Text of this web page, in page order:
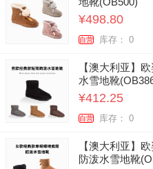
¥498.80
自营 库存： 0
【澳大利亚】
水雪地靴
¥412.25
自营 库存： 0
【澳大利亚】
防泼水雪地靴